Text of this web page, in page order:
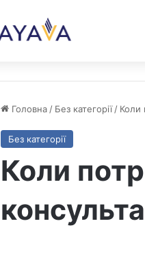
Головна / Без категорії / Коли
Без категорії
Коли